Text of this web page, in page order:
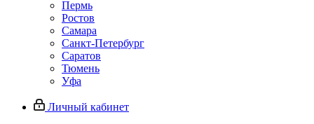
Пермь
Ростов
Самара
Санкт-Петербург
Саратов
Тюмень
Уфа
Личный кабинет